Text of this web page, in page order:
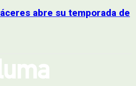
abre su temporada de